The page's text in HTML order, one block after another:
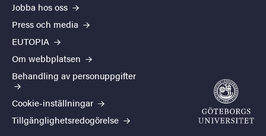
Jobba hos oss
Press och media
EUTOPIA
Om webbplatsen
Behandling av personuppgifter
Cookie-inställningar
Tillgänglighetsredogörelse